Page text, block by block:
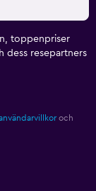
toppenpriser
dess resepartners
och